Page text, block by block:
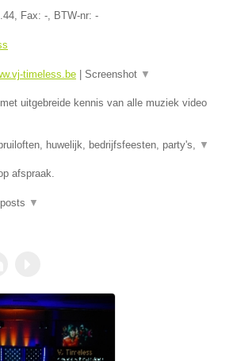
, Fax: - , BTW-nr: -
timeless.be Screenshot ▼
uitgebreide kennis van alle muziek video
huwelijk, bedrijfsfeesten, party's, ▼
afspraak.
▼